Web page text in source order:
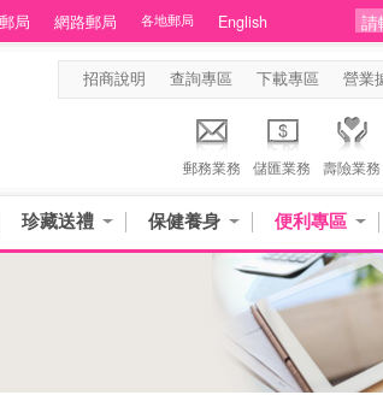
局 網路郵局 各地郵局 English
招商說明 查詢專區 下載專區 營業
郵務業務 儲匯業務 壽險業務
珍藏送禮 保健養身 便利專區